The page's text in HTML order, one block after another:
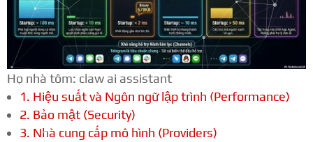
Họ nhà tôm: claw ai assistant
1. Hiệu suất và Ngôn ngữ lập trình (Performance)
2. Bảo mật (Security)
3. Nhà cung cấp mô hình (Providers)